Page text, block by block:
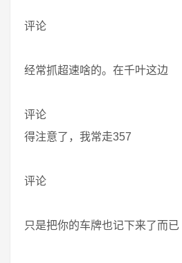
评论
经常抓超速啥的。在千叶这边
评论
得注意了，我常走357
评论
只是把你的车牌也记下来了而已